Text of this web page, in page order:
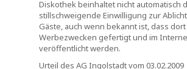
Diskothek beinhaltet nicht automatisch
stillschweigende Einwilligung zur
Gäste, auch wenn bekannt ist, dass dort
Werbezwecken gefertigt und im
veröffentlicht werden.
Urteil des AG Ingolstadt vom 03.02.2009